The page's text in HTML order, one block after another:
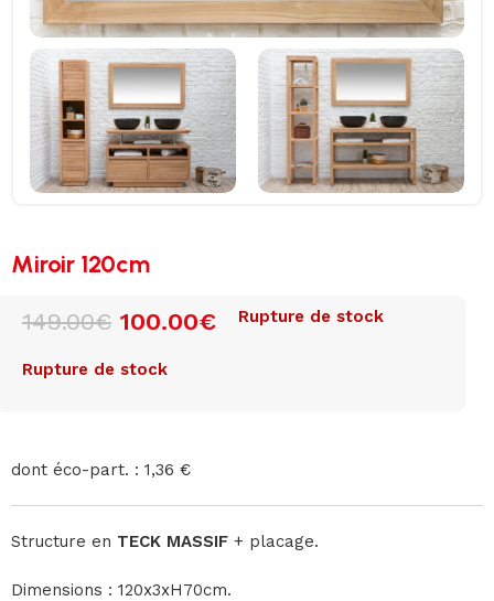
Miroir 120cm
149.00€ 100.00€ Rupture de stock
Rupture de stock
dont éco-part. : 1,36 €
Structure en TECK MASSIF + placage.
Dimensions : 120x3xH70cm.